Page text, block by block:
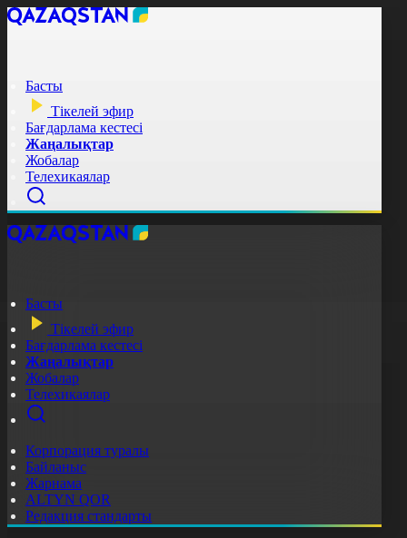
Басты
Тікелей эфир
Бағдарлама кестесі
Жаңалықтар
Жобалар
Телехикаялар
Басты
Тікелей эфир
Бағдарлама кестесі
Жаңалықтар
Жобалар
Телехикаялар
Корпорация туралы
Байланыс
Жарнама
ALTYN QOR
Редакция стандарты